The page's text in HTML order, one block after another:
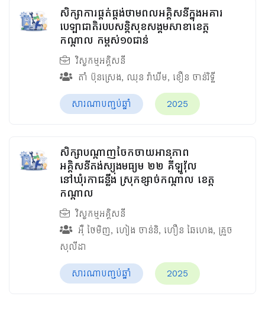
សិក្សាការផ្គត់ផ្គង់ថាមពលអគ្គិសនីក្នុងអគារ
បេឡាជាតិរបបសន្តិសុខ​សង្គមសាខាខេត្ត
កណ្តាល កម្ពស់១០ជាន់
វិស្វកម្មអគ្គិសនី
តាំ ប៊ុនស្រេង, ឈុន វ៉ាឃីម​, ខឿន ចាន់រិទ្ធី​
សារណាបញ្ចប់ឆ្នាំ 2025
សិក្សាបណ្តាញចែកចាយអានុភាព
អគ្គិសនីតង់ស្យុងមធ្យម ២២ គីឡូវ៉ុល
នៅឃុំរកាជន្លឹង ស្រុកខ្សាច់កណ្ដាល ខេត្ត
កណ្ដាល
វិស្វកម្មអគ្គិសនី
អ៊ឺ ថៃមិញ, ហៀង ចាន់និ, ហឿន ឆៃហេង, គ្រួច
សុលីដា
សារណាបញ្ចប់ឆ្នាំ 2025